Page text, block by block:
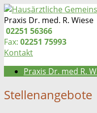
Zum
Inhalt
springen
Praxis Dr. med. R. Wiese
Telefon:
02251 56366
Fax: 02251 75993
Kontakt
Praxis Dr. med R.
Stellenangebote